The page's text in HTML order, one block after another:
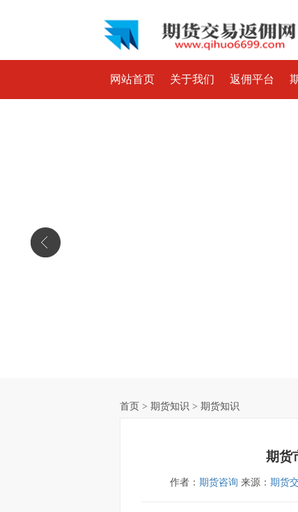
网站首页 关于我们 返佣平台
首页 > 期货知识 > 期货知识
期货
作者： 期货咨询 来源： 期货